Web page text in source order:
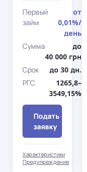
Первый
займ
от
0,01%/
день
Сумма
до
40 000 грн
Срок
до 30 дн.
РГС
1265,8–
3549,15%
Подать
заявку
Характеристики
Предупреждение